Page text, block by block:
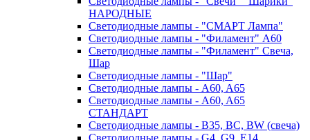
НАРОДНЫЕ
Светодиодные лампы - "СМАРТ Лампа"
Светодиодные лампы - "Филамент" A60
Светодиодные лампы - "Филамент" Свеча,
Шар
Светодиодные лампы - "Шар"
Светодиодные лампы - A60, A65
Светодиодные лампы - A60, A65
СТАНДАРТ
Светодиодные лампы - B35, BC, BW (свеча)
Светодиодные лампы - G4, G9, Е14